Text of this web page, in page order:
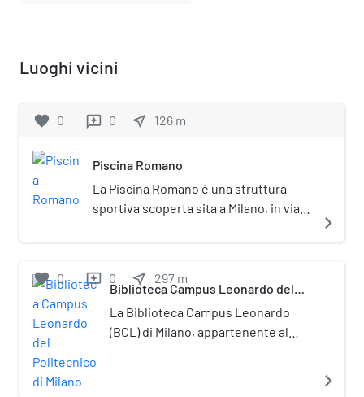
Luoghi vicini
favorite 0 reviews 0 near_me 126 m
Piscina Romano
La Piscina Romano è una struttura
sportiva scoperta sita a Milano, in via
intitolata al ginnasta italiano Guido
ai Giochi olimpici di Stoccolma 1912. La
piscina fu edificata dal gennaio al
luglio 1929 per opera dell'ingegnere e
architetto Luigi Lorenzo Secchi (1899-
1992). La costruzione costò non più di
navigate_next
favorite 0 reviews 0 near_me 297 m
Biblioteca Campus Leonardo del
La Biblioteca Campus Leonardo
(BCL) di Milano, appartenente al
navigate_next